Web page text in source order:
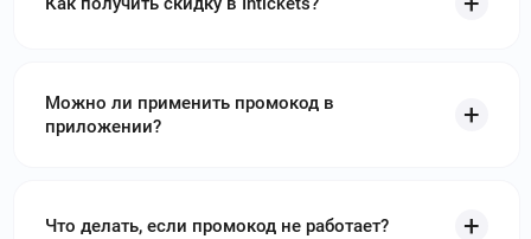
Можно ли применить промокод в
приложении?
Что делать, если промокод не работает?